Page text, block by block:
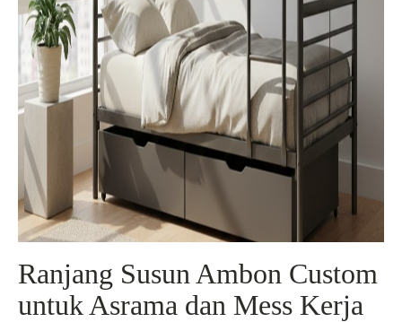
Ranjang Susun Ambon Custom
untuk Asrama dan Mess Kerja